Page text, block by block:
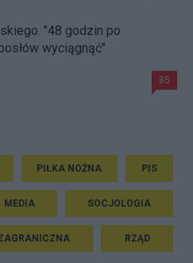
"48 godzin po
wyciągnąć"
85
PIŁKA NOŻNA PIS
MEDIA SOCJOLOGIA
RZĄD